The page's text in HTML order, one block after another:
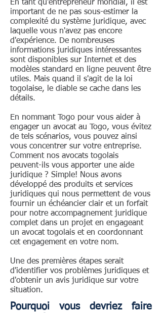
En tant qu'entrepreneur mondial, il est
important de ne pas sous-estimer la
complexité du système juridique, avec
laquelle vous n'avez pas encore
d'expérience. De nombreuses
informations juridiques intéressantes
sont disponibles sur Internet et des
modèles standard en ligne peuvent être
utiles. Mais quand il s'agit de la loi
togolaise, le diable se cache dans les
détails.
En nommant Togo pour vous aider à
engager un avocat au Togo, vous évitez
de tels scénarios, vous pouvez ainsi
vous concentrer sur votre entreprise.
Comment nos avocats togolais
peuvent-ils vous apporter une aide
juridique ? Simple! Nous avons
développé des produits et services
juridiques qui nous permettent de vous
fournir un échéancier clair et un forfait
pour notre accompagnement juridique
complet dans un projet en engageant
un avocat togolais et en coordonnant
cet engagement en votre nom.
Une des premières étapes serait
d'identifier vos problèmes juridiques et
d'obtenir un avis juridique sur votre
situation.
Pourquoi vous devriez faire